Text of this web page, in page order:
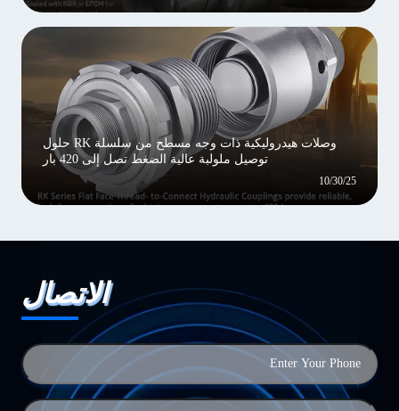
وصلات هيدروليكية ذات وجه مسطح من سلسلة RK حلول
توصيل ملولبة عالية الضغط تصل إلى 420 بار
10/30/25
الاتصال